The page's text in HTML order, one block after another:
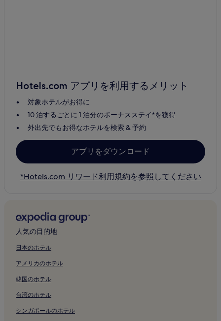
Hotels.com アプリを利用するメリット
対象ホテルがお得に
10 泊するごとに 1 泊分のボーナスステイ*を獲得
外出先でもお得なホテルを検索 & 予約
アプリをダウンロード
*Hotels.com リワード利用規約を参照してください
人気の目的地
日本のホテル
アメリカのホテル
韓国のホテル
台湾のホテル
シンガポールのホテル